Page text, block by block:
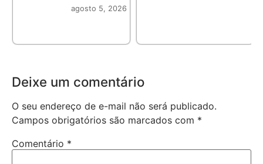
agosto 5, 2026
Deixe um comentário
O seu endereço de e-mail não será publicado.
Campos obrigatórios são marcados com *
Comentário *